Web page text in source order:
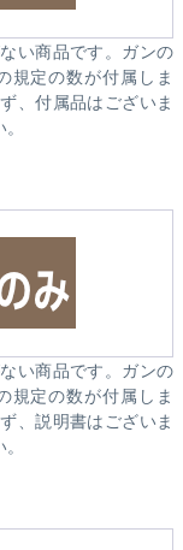
い商品です。ガンの
規定の数が付属しま
、付属品はございま
い商品です。ガンの
規定の数が付属しま
、説明書はございま